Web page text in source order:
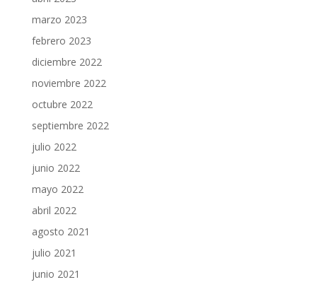
marzo 2023
febrero 2023
diciembre 2022
noviembre 2022
octubre 2022
septiembre 2022
julio 2022
junio 2022
mayo 2022
abril 2022
agosto 2021
julio 2021
junio 2021